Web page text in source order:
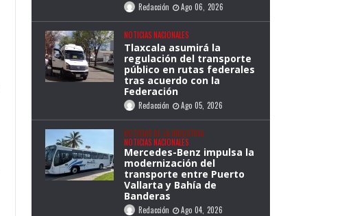
Redacción Ago 06, 2026
NOTICIAS NACIONALES
Tlaxcala asumirá la
regulación del transporte
público en rutas federales
tras acuerdo con la
Federación
Redacción Ago 05, 2026
NOTICIAS DE LA INDUSTRIA
NOTICIAS NACIONALES
Mercedes-Benz impulsa la
modernización del
transporte entre Puerto
Vallarta y Bahía de
Banderas
Redacción Ago 04, 2026